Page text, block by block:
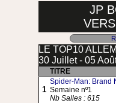
JP
LE TOP10
30 Juillet - 05
TITRE
1
Spider-Man: Brand
Semaine nº1
Nb Salles : 615